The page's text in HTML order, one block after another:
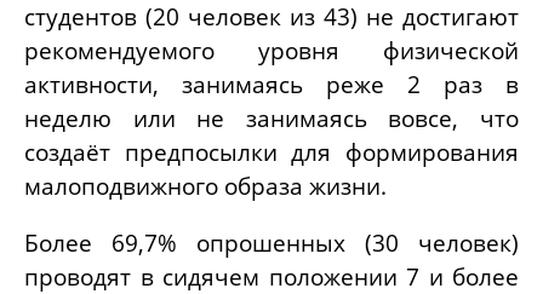
студентов (20 человек из 43) не достигают
рекомендуемого уровня физической
активности, занимаясь реже 2 раз в
неделю или не занимаясь вовсе, что
создаёт предпосылки для формирования
малоподвижного образа жизни.
Более 69,7% опрошенных (30 человек)
проводят в сидячем положении 7 и более